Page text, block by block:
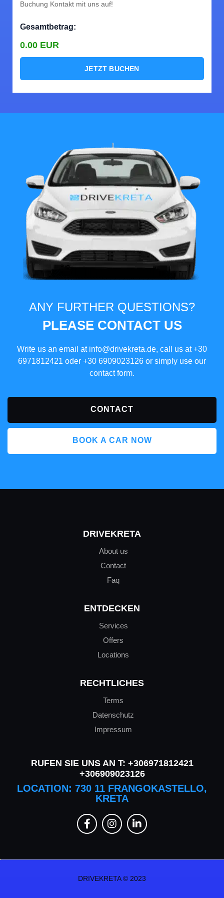
Buchung Kontakt mit uns auf!
Gesamtbetrag:
0.00 EUR
JETZT BUCHEN
ANY FURTHER QUESTIONS?
PLEASE CONTACT US
Write us an email at info@drivekreta.de, call us at+30
6971812421 oder +30 6909023126 or simply use our
contact form.
CONTACT
BOOK A CAR NOW
DRIVEKRETA
About us
Contact
Faq
ENTDECKEN
Services
Offers
Locations
RECHTLICHES
Terms
Datenschutz
Impressum
RUFEN SIE UNS AN T: +306971812421
+306909023126
LOCATION: 730 11 FRANGOKASTELLO,
KRETA
DRIVEKRETA © 2023